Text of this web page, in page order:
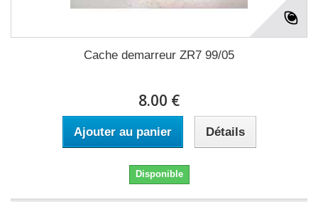
Cache demarreur ZR7 99/05
8.00 €
Ajouter au panier Détails
Disponible